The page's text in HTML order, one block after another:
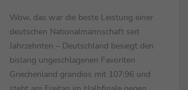
Halbfinale ein
Wow, das war die beste Leistung einer
deutschen Nationalmannschaft seit
Jahrzehnten – Deutschland besiegt den
bislang ungeschlagenen Favoriten
Griechenland grandios mit 107:96 und